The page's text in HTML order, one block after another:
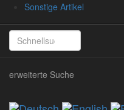
Sonstige Artikel
erweiterte Suche
zu viel Wasser aufnimmt
bewiesen, dass Holz bei
Keime reduziert und daher
verschiedene Kunststoffe
Produkt aus einem eher
passen perfekt in ein